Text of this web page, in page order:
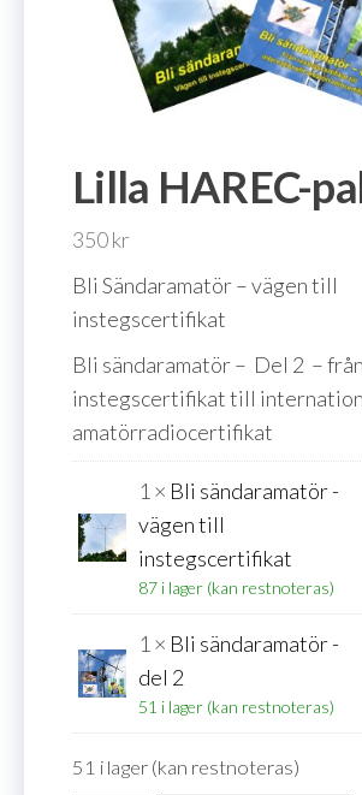
Lilla HAREC-
350kr
Bli Sändaramatör – vägen till
instegscertifikat
Bli sändaramatör – Del 2 – från
instegscertifikat till
amatörradiocertifikat
1 × Bli sändaramatör -
vägen till
instegscertifikat
87 i lager (kan restnoteras)
1 × Bli sändaramatör -
del 2
51 i lager (kan restnoteras)
51 i lager (kan restnoteras)